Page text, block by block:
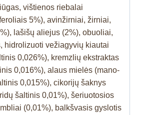
vištienos riebalai
5%), avinžirniai, žirniai,
lašišų aliejus (2%), obuoliai,
hidrolizuoti vežiagyvių kiautai
0,026%), kremzlių ekstraktas
0,016%), alaus mielės (mano-
0,015%), cikorijų šaknys
šaltinis 0,01%), šeriuotosios
(0,01%), balkšvasis gyslotis